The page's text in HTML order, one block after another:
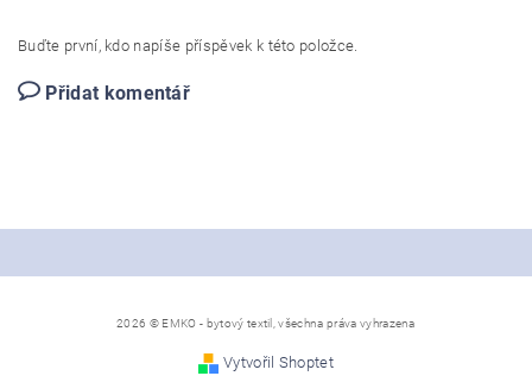
Buďte první, kdo napíše příspěvek k této položce.
Přidat komentář
2026 © EMKO - bytový textil, všechna práva vyhrazena
Vytvořil Shoptet